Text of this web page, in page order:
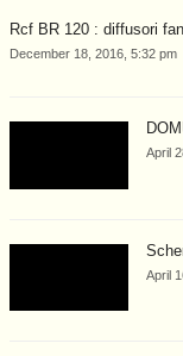
Rcf BR 120 : diffusori
December 18, 2016, 5:32 pm
April
April